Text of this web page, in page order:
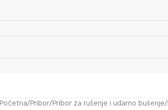
Početna/ Pribor/ Pribor za rušenje i udarno bušenje/